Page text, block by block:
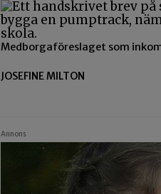
Medborgaföreslaget som
JOSEFINE MILTON
Annons